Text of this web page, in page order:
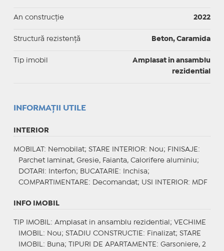
An construcție 2022
Structură rezistență Beton, Caramida
Tip imobil
Amplasat in ansamblu
rezidential
INFORMAŢII UTILE
INTERIOR
MOBILAT : Nemobilat; STARE INTERIOR: Nou; FINISAJE :
Parchet laminat, Gresie, Faianta, Calorifere aluminiu;
DOTARI : Interfon; BUCATARIE : Inchisa;
COMPARTIMENTARE : Decomandat; USI INTERIOR: MDF
INFO IMOBIL
TIP IMOBIL : Amplasat in ansamblu rezidential; VECHIME
IMOBIL : Nou; STADIU CONSTRUCTIE : Finalizat; STARE
IMOBIL : Buna; TIPURI DE APARTAMENTE : Garsoniere, 2